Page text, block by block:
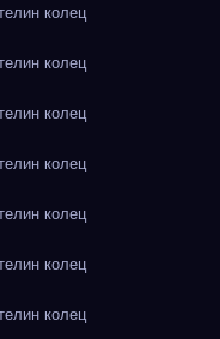
колец
колец
колец
колец
колец
колец
колец